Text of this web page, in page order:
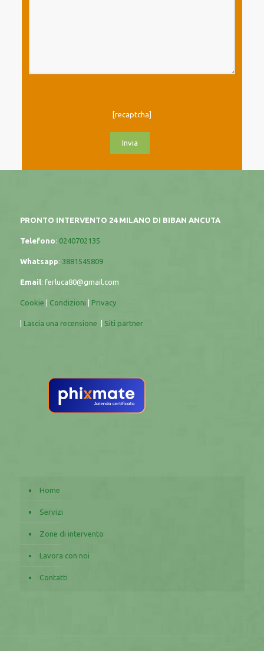
[recaptcha]
PRONTO INTERVENTO 24 MILANO DI BIBAN ANCUTA
Telefono: 0240702135
Whatsapp: 3881545809
Email: ferluca80@gmail.com
Cookie Condizioni Privacy
Lascia una recensione Siti partner
Home
Servizi
Zone di intervento
Lavora con noi
Contatti